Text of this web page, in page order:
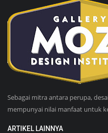
Sebagai mitra antara perupa,
mempunyai nilai manfaat untuk
ARTIKEL LAINNYA